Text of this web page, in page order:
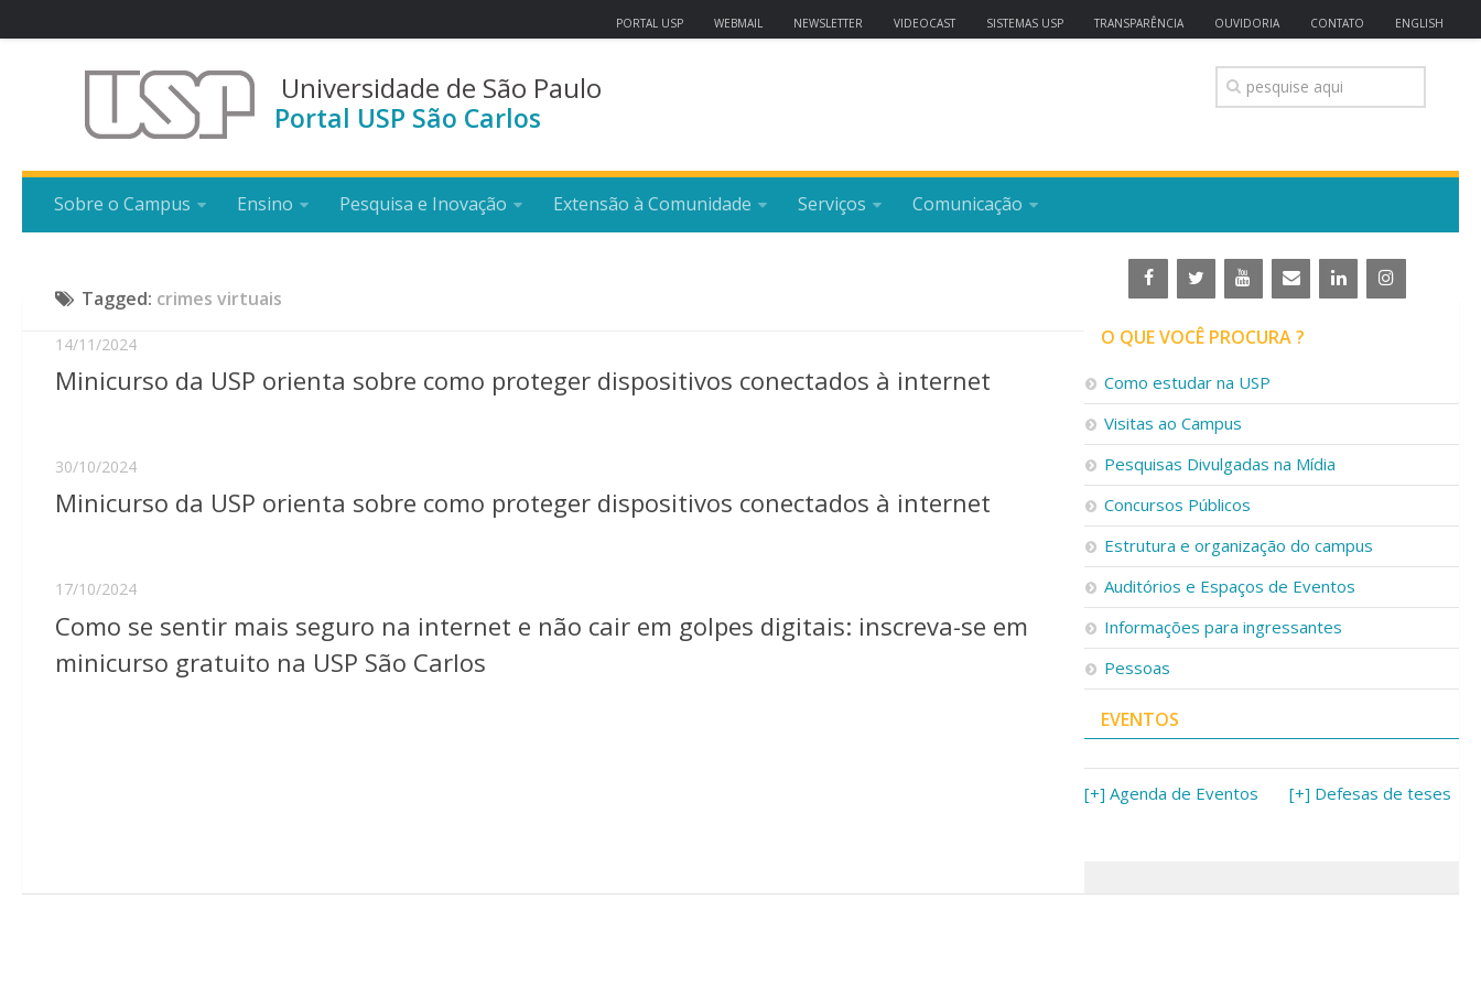
PORTAL USP WEBMAIL NEWSLETTER VIDEOCAST SISTEMAS USP TRANSPARÊNCIA OUVIDORIA CONTATO ENGLISH
Universidade de São Paulo
Portal USP São Carlos
Sobre o Campus Ensino Pesquisa e Inovação Extensão à Comunidade Serviços Comunicação
Tagged: crimes virtuais
14/11/2024
Minicurso da USP orienta sobre como proteger dispositivos conectados à internet
30/10/2024
Minicurso da USP orienta sobre como proteger dispositivos conectados à internet
17/10/2024
Como se sentir mais seguro na internet e não cair em golpes digitais: inscreva-se em
minicurso gratuito na USP São Carlos
O QUE VOCÊ PROCURA ?
Como estudar na USP
Visitas ao Campus
Pesquisas Divulgadas na Mídia
Concursos Públicos
Estrutura e organização do campus
Auditórios e Espaços de Eventos
Informações para ingressantes
Pessoas
EVENTOS
[+] Agenda de Eventos [+] Defesas de teses